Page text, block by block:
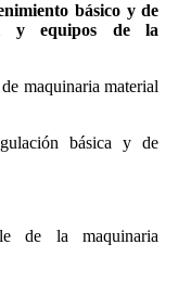
básico y de
y equipos de la
maquinaria material
básica y de
de la maquinaria